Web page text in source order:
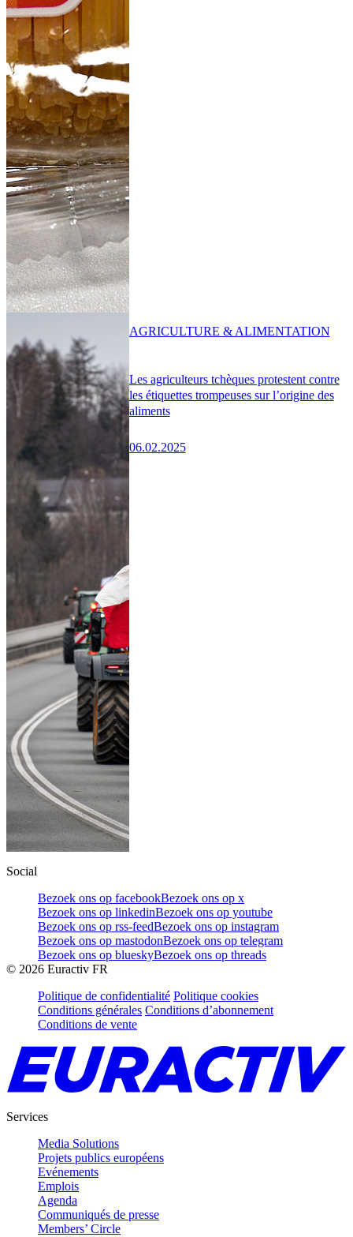
Les agriculteurs tchèques protestent contre
les étiquettes trompeuses sur l’origine des
aliments
06.02.2025
AGRICULTURE & ALIMENTATION
Social
Bezoek ons op facebookBezoek ons op x
Bezoek ons op linkedinBezoek ons op youtube
Bezoek ons op rss-feedBezoek ons op instagram
Bezoek ons op mastodonBezoek ons op telegram
Bezoek ons op blueskyBezoek ons op threads
© 2026 Euractiv FR
Politique de confidentialité Politique cookies
Conditions générales Conditions d’abonnement
Conditions de vente
Services
Media Solutions
Projets publics européens
Evénements
Emplois
Agenda
Communiqués de presse
Members’ Circle